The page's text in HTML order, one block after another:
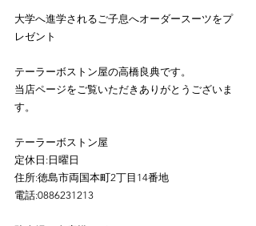
大学へ進学されるご子息へオーダースーツをプ
レゼント
テーラーボストン屋の高橋良典です。
当店ページをご覧いただきありがとうございま
す。
テーラーボストン屋
定休日:日曜日
住所:徳島市両国本町2丁目14番地
電話:0886231213